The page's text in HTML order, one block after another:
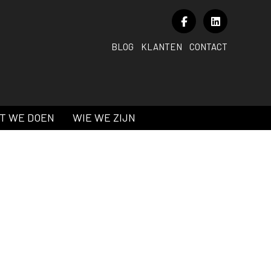
BLOG KLANTEN CONTACT
WE DOEN WIE WE ZIJN